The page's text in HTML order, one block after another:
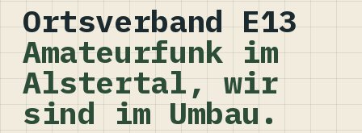
Ortsverband E13
Amateurfunk im
Alstertal, wir
sind im Umbau.